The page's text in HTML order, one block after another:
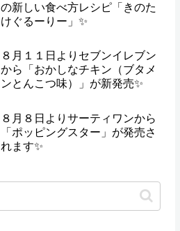
の新しい食べ方レシピ「きのた
けぐるーりー」✨
８月１１日よりセブンイレブン
から「おかしなチキン（ブタメ
ンとんこつ味）」が新発売✨
８月８日よりサーティワンから
「ポッピングスター」が発売さ
れます✨